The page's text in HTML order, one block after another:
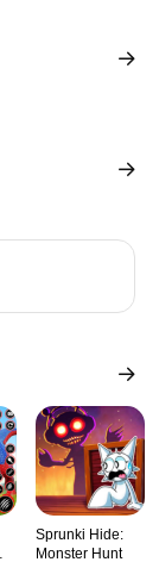
Sprunki Hide:
Monster Hunt